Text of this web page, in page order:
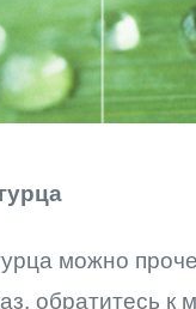
можно
обратитесь